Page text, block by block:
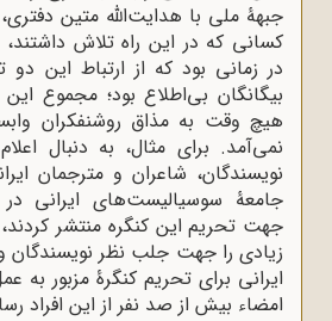
جبهۀ ملی با هدایت‌الله متین
کسانی که در این راه تلاش
در زمانی بود که از ارتباط این
بیگانگان بی‌اطلاع بود؛ مجموع
هیچ وقت به مذاق روشنفکران
نمی‌آمد. برای مثال، به دنبال
نویسندگان، شاعران و مترجمان
جامعۀ سوسیالیست‌های ایرانی در
جهت تحریم این کنگره منتشر
زیادی را جهت جلب نظر نویسندگان
ایرانی برای تحریم کنگرۀ مزبور به
امضاء بیش از صد نفر از این افراد